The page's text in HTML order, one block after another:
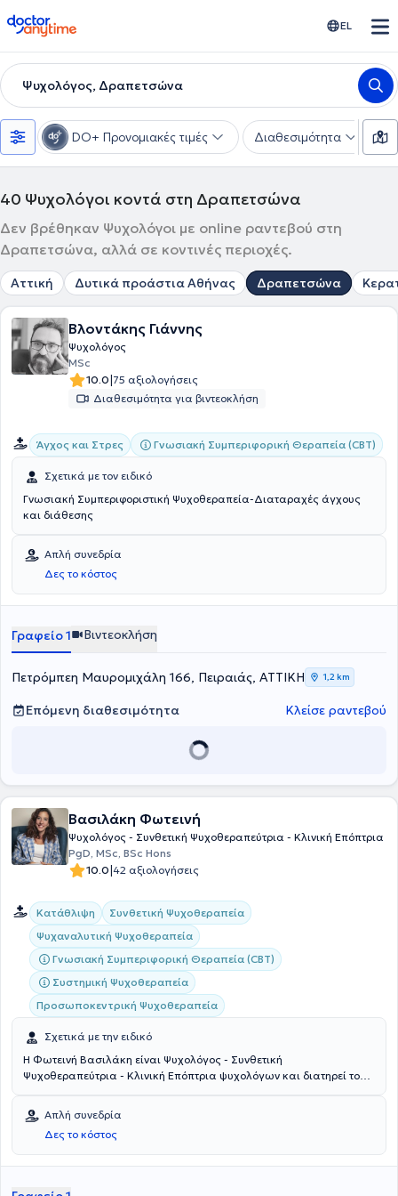
doctoranytime EL
Ψυχολόγος, Δραπετσώνα
DO+ Προνομιακές τιμές Διαθεσιμότητα
40 Ψυχολόγοι κοντά στη Δραπετσώνα
Δεν βρέθηκαν Ψυχολόγοι με online ραντεβού στη
Δραπετσώνα, αλλά σε κοντινές περιοχές.
Αττική Δυτικά προάστια Αθήνας Δραπετσώνα
Βλοντάκης Γιάννης
Ψυχολόγος
MSc
10.0|75 αξιολογήσεις
Διαθεσιμότητα για βιντεοκλήση
Άγχος και Στρες Γνωσιακή Συμπεριφορική Θεραπεία (CBT)
Σχετικά με τον ειδικό
Γνωσιακή Συμπεριφοριστική Ψυχοθεραπεία-Διαταραχές άγχους
και διάθεσης
Απλή συνεδρία
Δες το κόστος
Γραφείο 1 Βιντεοκλήση
Πετρόμπεη Μαυρομιχάλη 166, Πειραιάς, ΑΤΤΙΚΗ 1,2 km
Επόμενη διαθεσιμότητα Κλείσε ραντεβού
Βασιλάκη Φωτεινή
Ψυχολόγος - Συνθετική Ψυχοθεραπεύτρια - Κλινική Επόπτρια
PgD, MSc, BSc Hons
10.0|42 αξιολογήσεις
Κατάθλιψη
Συνθετική Ψυχοθεραπεία
Ψυχαναλυτική Ψυχοθεραπεία
Γνωσιακή Συμπεριφορική Θεραπεία (CBT)
Συστημική Ψυχοθεραπεία
Προσωποκεντρική Ψυχοθεραπεία
Σχετικά με την ειδικό
Η Φωτεινή Βασιλάκη είναι Ψυχολόγος - Συνθετική
Ψυχοθεραπεύτρια - Κλινική Επόπτρια ψυχολόγων και διατηρεί το
Ψυχολογίας του Παντείου Πανεπιστημίου (BSc Hons). Ολοκλήρωσε
ανώτατες μεταπτυχιακές σπουδές (MSc) στην Συνθετική
Ψυχοθεραπεία, σε ένα από τα καλύτερα πανεπιστήμια των
παγκόσμιων κλιμάκων “The University of Edinburgh”. Προχώρησε
ψυχοθεραπείας και ειδικεύεται στην Γνωσιακή - Συμπεριφοριστική
Απλή συνεδρία
Δες το κόστος